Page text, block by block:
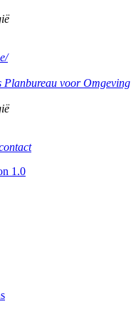
Planbureau voor Omgeving
1.0